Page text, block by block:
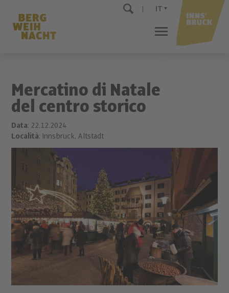
IT
Mercatino di Natale
del centro storico
Data: 22.12.2024
Località: Innsbruck, Altstadt